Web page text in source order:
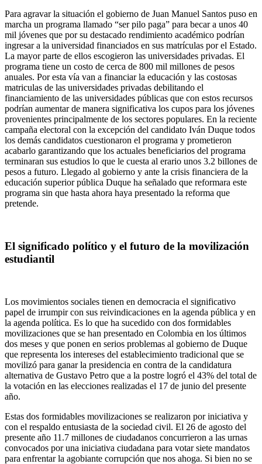
Para agravar la situación el gobierno de Juan Manuel Santos puso en
marcha un programa llamado “ser pilo paga” para becar a unos 40
mil jóvenes que por su destacado rendimiento académico podrían
ingresar a la universidad financiados en sus matrículas por el Estado.
La mayor parte de ellos escogieron las universidades privadas. El
programa tiene un costo de cerca de 800 mil millones de pesos
anuales. Por esta vía van a financiar la educación y las costosas
matriculas de las universidades privadas debilitando el
financiamiento de las universidades públicas que con estos recursos
podrían aumentar de manera significativa los cupos para los jóvenes
provenientes principalmente de los sectores populares. En la reciente
campaña electoral con la excepción del candidato Iván Duque todos
los demás candidatos cuestionaron el programa y prometieron
acabarlo garantizando que los actuales beneficiarios del programa
terminaran sus estudios lo que le cuesta al erario unos 3.2 billones de
pesos a futuro. Llegado al gobierno y ante la crisis financiera de la
educación superior pública Duque ha señalado que reformara este
programa sin que hasta ahora haya presentado la reforma que
pretende.
El significado político y el futuro de la movilización
estudiantil
Los movimientos sociales tienen en democracia el significativo
papel de irrumpir con sus reivindicaciones en la agenda pública y en
la agenda política. Es lo que ha sucedido con dos formidables
movilizaciones que se han presentado en Colombia en los últimos
dos meses y que ponen en serios problemas al gobierno de Duque
que representa los intereses del establecimiento tradicional que se
movilizó para ganar la presidencia en contra de la candidatura
alternativa de Gustavo Petro que a la postre logró el 43% del total de
la votación en las elecciones realizadas el 17 de junio del presente
año.
Estas dos formidables movilizaciones se realizaron por iniciativa y
con el respaldo entusiasta de la sociedad civil. El 26 de agosto del
presente año 11.7 millones de ciudadanos concurrieron a las urnas
convocados por una iniciativa ciudadana para votar siete mandatos
para enfrentar la agobiante corrupción que nos ahoga. Si bien no se